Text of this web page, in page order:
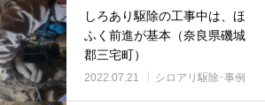
しろあり駆除の工事中は、ほ
ふく前進が基本（奈良県磯城
郡三宅町）
2022.07.21 シロアリ駆除･事例